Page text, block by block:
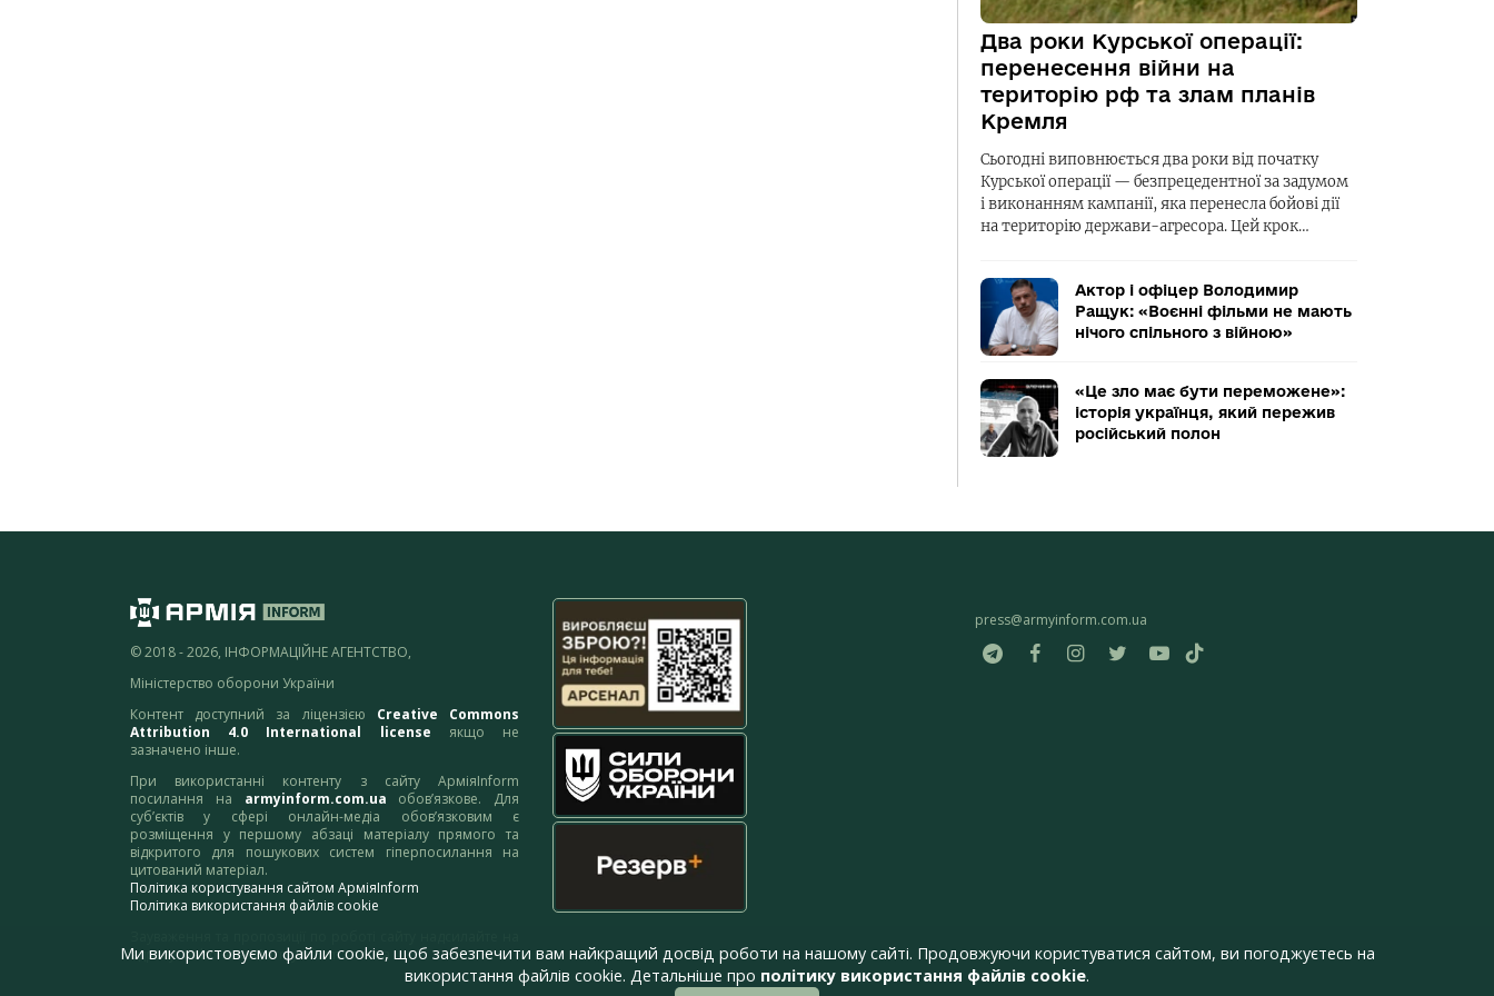
Два роки Курської операції:
перенесення війни на
територію рф та злам планів
Кремля
Сьогодні виповнюється два роки від початку
Курської операції — безпрецедентної за задумом
і виконанням кампанії, яка перенесла бойові дії
на територію держави-агресора. Цей крок…
Актор і офіцер Володимир
Ращук: «Воєнні фільми не мають
нічого спільного з війною»
«Це зло має бути переможене»:
історія українця, який пережив
російський полон
© 2018 - 2026, ІНФОРМАЦІЙНЕ АГЕНТСТВО,
Міністерство оборони України
Контент доступний за ліцензією Creative Commons
Attribution 4.0 International license якщо не
зазначено інше.
При використанні контенту з сайту АрміяInform
посилання на armyinform.com.ua обов’язкове. Для
суб’єктів у сфері онлайн-медіа обов’язковим є
розміщення у першому абзаці матеріалу прямого та
відкритого для пошукових систем гіперпосилання на
цитований матеріал.
Політика користування сайтом АрміяInform
Політика використання файлів cookie
адресу:webmaster@armyinform.com.ua
press@armyinform.com.ua
Ми використовуємо файли cookie, щоб забезпечити вам найкращий досвід роботи на нашому сайті. Продовжуючи користуватися сайтом, ви погоджуєтесь на
використання файлів cookie. Детальніше про політику використання файлів cookie.